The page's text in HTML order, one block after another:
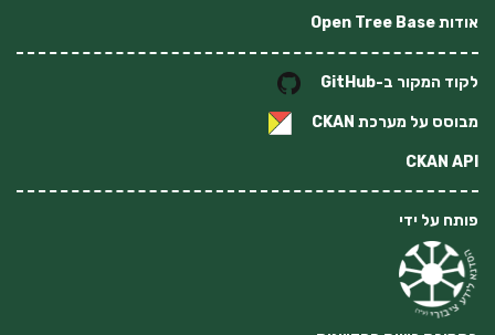
אודות Open Tree Base
לקוד המקור ב-GitHub
מבוסס על מערכת CKAN
CKAN API
פותח על ידי